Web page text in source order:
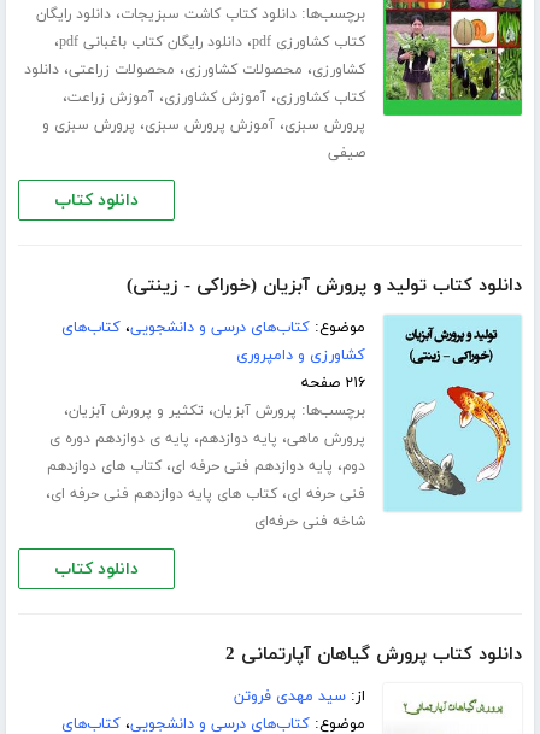
برچسب‌ها:دانلود کتاب کاشت سبزیجات،دانلود رایگان
کتاب کشاورزی pdf
،دانلود رایگان کتاب باغبانی pdf ،
کشاورزی، محصولات کشاورزی، محصولات زراعتی،دانلود
کتاب کشاورزی،آموزش کشاورزی،آموزش زراعت،
پرورش سبزی،آموزش پرورش سبزی، پرورش سبزی و
صیفی
دانلود کتاب
دانلود کتاب تولید و پرورش آبزیان (خوراکی - زینتی)
موضوع:کتاب‌های درسی و دانشجویی،کتاب‌های
کشاورزی و دامپروری
۲۱۶ صفحه
برچسب‌ها: پرورش آبزیان، تکثیر و پرورش آبزیان،
پرورش ماهی، پایه دوازدهم، پایه ی دوازدهم دوره ی
دوم، پایه دوازدهم فنی حرفه ای،کتاب های دوازدهم
فنی حرفه ای،کتاب های پایه دوازدهم فنی حرفه ای،
شاخه فنی حرفه‌ای
دانلود کتاب
دانلود کتاب پرورش گیاهان آپارتمانی 2
از:سید مهدی فروتن
موضوع:کتاب‌های درسی و دانشجویی،کتاب‌های